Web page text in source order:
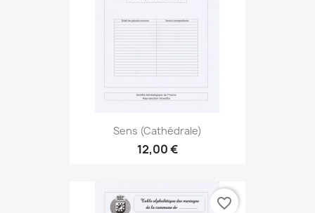
Sens (Cathédrale)
12,00 €
favorite_border